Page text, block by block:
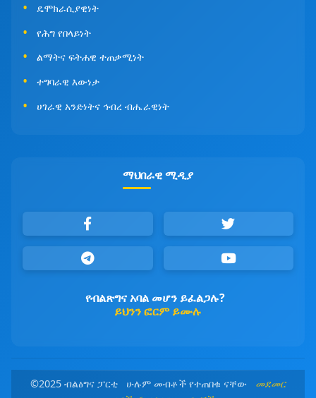
ዴሞክራሲያዊነት
የሕግ የበላይነት
ልማትና ፍትሐዊ ተጠቃሚነት
ተግባራዊ እውነታ
ሀገራዊ አንድነትና ኅብረ ብሔራዊነት
ማህበራዊ ሚዲያ
የብልጽግና አባል መሆን ይፈልጋሉ?
ይህንን ፎርም ይሙሉ
©2025 ብልፅግና ፓርቲ ሁሉም መብቶች የተጠበቁ ናቸው መደመር